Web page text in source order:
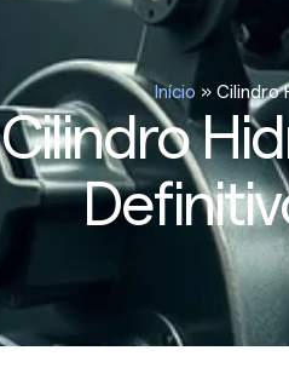
Início » Cilindro
Cilindro